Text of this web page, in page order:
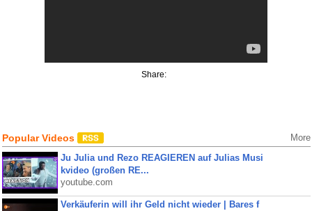
Share:
Popular Videos More
Ju Julia und Rezo REAGIEREN auf Julias Musi
kvideo (großen RE...
youtube.com
Verkäuferin will ihr Geld nicht wieder | Bares f